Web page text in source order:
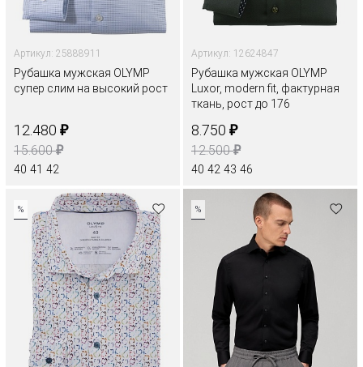
Артикул: 25888911
Рубашка мужская OLYMP
супер слим на высокий рост
12.480 ₽
15.600₽
40 41 42
Артикул: 12624847
Рубашка мужская OLYMP
Luxor, modern fit, фактурная
ткань, рост до 176
8.750 ₽
12.500₽
40 42 43 46
% %